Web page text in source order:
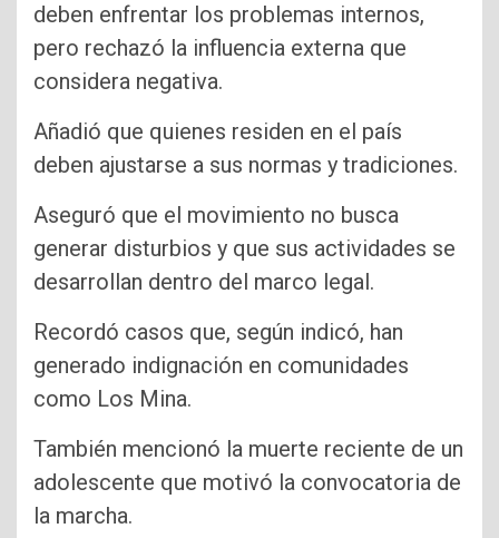
deben enfrentar los problemas internos,
pero rechazó la influencia externa que
considera negativa.
Añadió que quienes residen en el país
deben ajustarse a sus normas y tradiciones.
Aseguró que el movimiento no busca
generar disturbios y que sus actividades se
desarrollan dentro del marco legal.
Recordó casos que, según indicó, han
generado indignación en comunidades
como Los Mina.
También mencionó la muerte reciente de un
adolescente que motivó la convocatoria de
la marcha.